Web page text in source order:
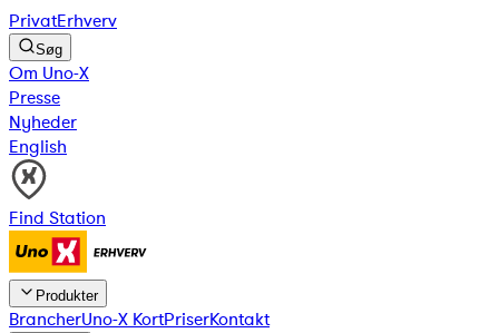
PrivatErhverv
Søg
Om Uno-X
Presse
Nyheder
English
Find Station
Produkter
BrancherUno-X KortPriserKontakt